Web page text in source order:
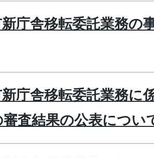
庁舎移転委託業務の
庁舎移転委託業務に
査結果の公表につい